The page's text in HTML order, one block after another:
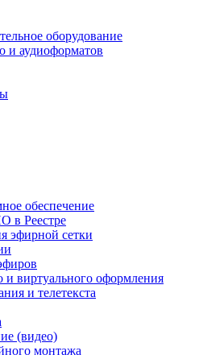
оборудование
и аудиоформатов
обеспечение
в Реестре
эфирной сетки
и виртуального оформления
и телетекста
(видео)
монтажа